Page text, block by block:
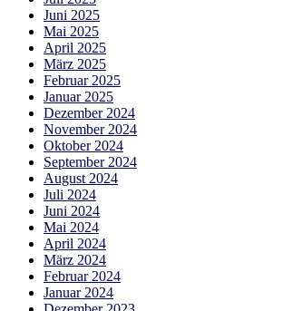
Juni 2025
Mai 2025
April 2025
März 2025
Februar 2025
Januar 2025
Dezember 2024
November 2024
Oktober 2024
September 2024
August 2024
Juli 2024
Juni 2024
Mai 2024
April 2024
März 2024
Februar 2024
Januar 2024